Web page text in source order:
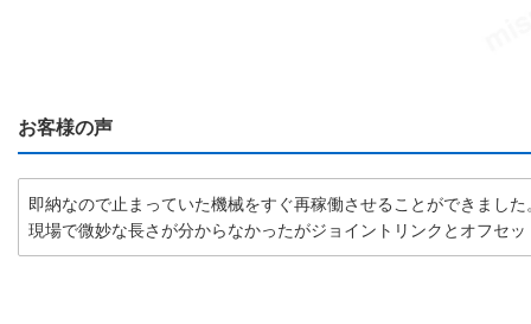
お客様の声
即納なので止まっていた機械をすぐ再稼働させることができました
現場で微妙な長さが分からなかったがジョイントリンクとオフセ